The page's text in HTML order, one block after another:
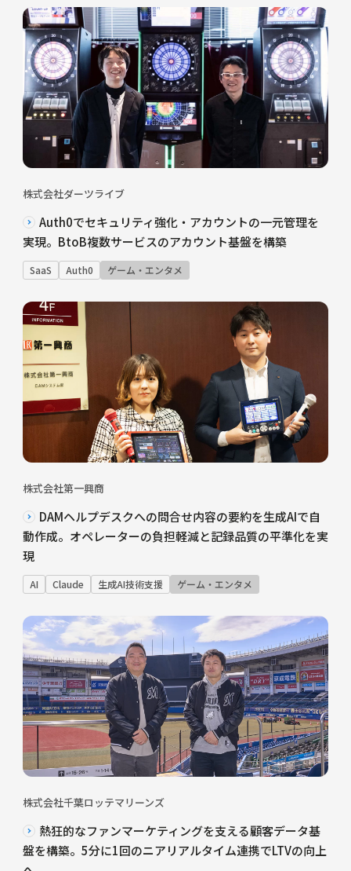
株式会社ダーツライブ
Auth0でセキュリティ強化・アカウントの一元管理を
実現。BtoB複数サービスのアカウント基盤を構築
SaaS Auth0 ゲーム・エンタメ
株式会社第一興商
DAMヘルプデスクへの問合せ内容の要約を生成AIで自
動作成。オペレーターの負担軽減と記録品質の平準化を実
現
AI Claude 生成AI技術支援 ゲーム・エンタメ
株式会社千葉ロッテマリーンズ
熱狂的なファンマーケティングを支える顧客データ基
盤を構築。5分に1回のニアリアルタイム連携でLTVの向上